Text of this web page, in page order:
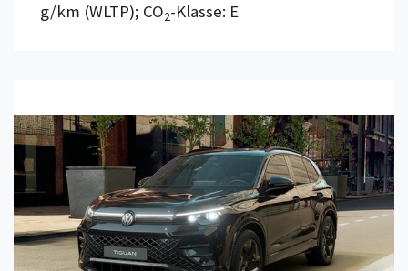
g/km (WLTP); CO2-Klasse: E